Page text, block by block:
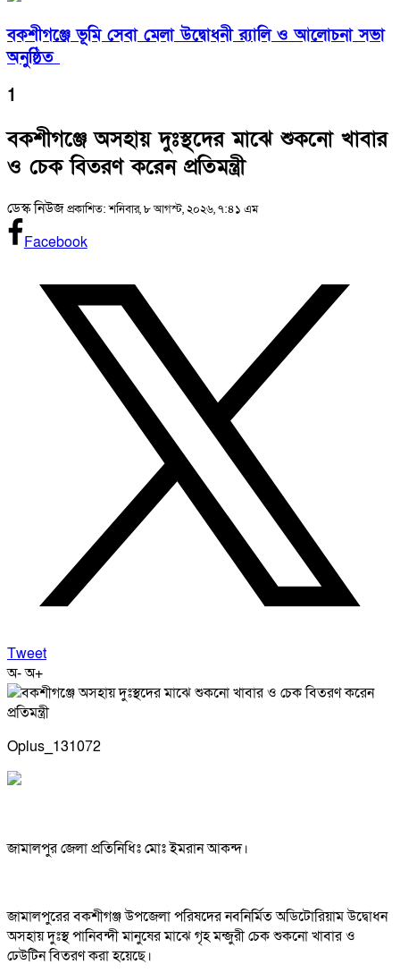
বকশীগঞ্জে ভূমি সেবা মেলা উদ্বোধনী র‍্যালি ও আলোচনা সভা
অনুষ্ঠিত
1
বকশীগঞ্জে অসহায় দুঃস্থদের মাঝে শুকনো খাবার
ও চেক বিতরণ করেন প্রতিমন্ত্রী
ডেস্ক নিউজপ্রকাশিত: শনিবার, ৮ আগস্ট, ২০২৬, ৭:৪১ এম
Facebook
Tweet
অ-অ+
Oplus_131072
জামালপুর জেলা প্রতিনিধিঃ মোঃ ইমরান আকন্দ।
জামালপুরের বকশীগঞ্জ উপজেলা পরিষদের নবনির্মিত অডিটোরিয়াম উদ্বোধন
অসহায় দুঃস্থ পানিবন্দী মানুষের মাঝে গৃহ মন্জুরী চেক শুকনো খাবার ও
ঢেউটিন বিতরণ করা হয়েছে।